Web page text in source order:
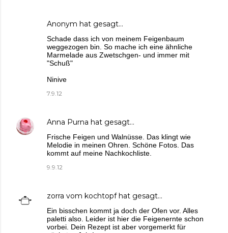
Anonym hat gesagt…
Schade dass ich von meinem Feigenbaum
weggezogen bin. So mache ich eine ähnliche
Marmelade aus Zwetschgen- und immer mit
"Schuß"
Ninive
7.9.12
Anna Purna hat gesagt…
Frische Feigen und Walnüsse. Das klingt wie
Melodie in meinen Ohren. Schöne Fotos. Das
kommt auf meine Nachkochliste.
9.9.12
zorra vom kochtopfhat gesagt…
Ein bisschen kommt ja doch der Ofen vor. Alles
paletti also. Leider ist hier die Feigenernte schon
vorbei. Dein Rezept ist aber vorgemerkt für